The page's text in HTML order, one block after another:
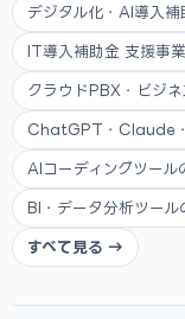
デジタル化・AI導入
IT導入補助金 支援事
クラウドPBX・ビジネ
ChatGPT・Claude
AIコーディングツール
BI・データ分析ツール
すべて見る →